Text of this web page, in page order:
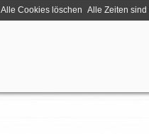
Alle Zeiten sind
Alle Cookies löschen